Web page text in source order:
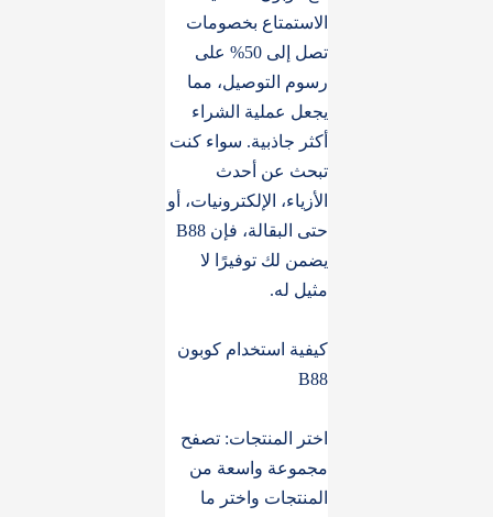
الاستمتاع بخصومات
تصل إلى 50% على
رسوم التوصيل، مما
يجعل عملية الشراء
أكثر جاذبية. سواء كنت
تبحث عن أحدث
الأزياء، الإلكترونيات، أو
حتى البقالة، فإن B88
يضمن لك توفيرًا لا
مثيل له.
كيفية استخدام كوبون
B88
اختر المنتجات: تصفح
مجموعة واسعة من
المنتجات واختر ما